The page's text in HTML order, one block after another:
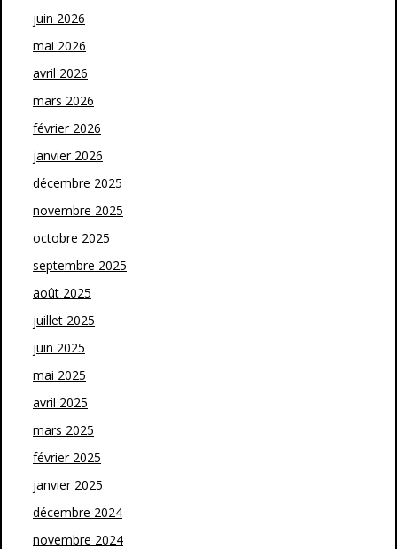
juin 2026
mai 2026
avril 2026
mars 2026
février 2026
janvier 2026
décembre 2025
novembre 2025
octobre 2025
septembre 2025
août 2025
juillet 2025
juin 2025
mai 2025
avril 2025
mars 2025
février 2025
janvier 2025
décembre 2024
novembre 2024